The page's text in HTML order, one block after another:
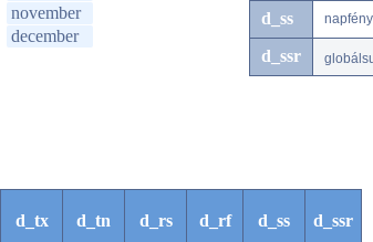
november
december
d_ss
d_ssr
d_tx d_tn d_rs d_rf d_ss d_ssr